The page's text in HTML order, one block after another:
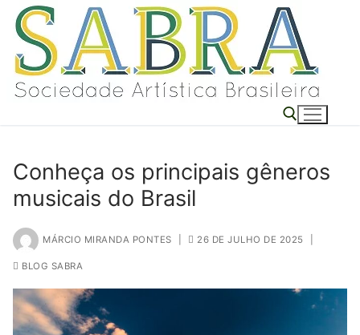
conteúdo
Pular
para
conteúdo
Pesquisar por:
Conheça os principais gêneros
musicais do Brasil
MÁRCIO MIRANDA PONTES 26 DE JULHO DE 2025
BLOG SABRA